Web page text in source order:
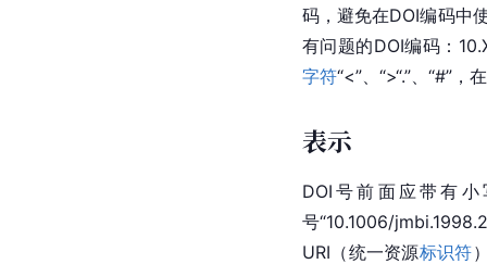
码，避免在DOI编码中使
有问题的DOI编码：
字符“<”、“>“.”、“#”
表示
DOI号前面应带有
号“10.1006/
URI（统一资源标识符